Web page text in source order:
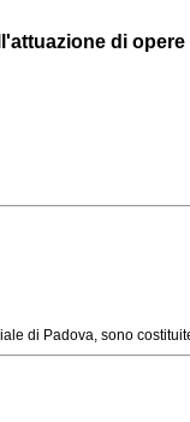
di opere
di Padova, sono